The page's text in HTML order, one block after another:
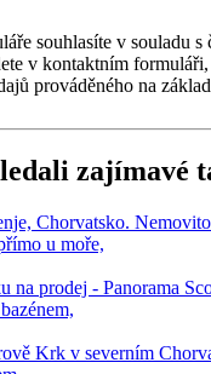
souhlasíte v souladu
v kontaktním
prováděného na
zajímavé
u moře,